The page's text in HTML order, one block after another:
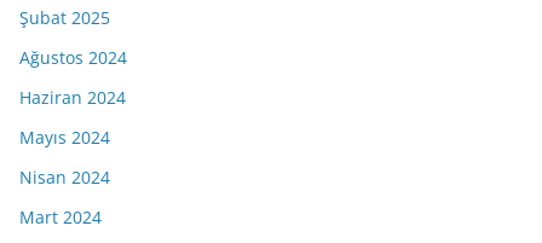
Şubat 2025
Ağustos 2024
Haziran 2024
Mayıs 2024
Nisan 2024
Mart 2024